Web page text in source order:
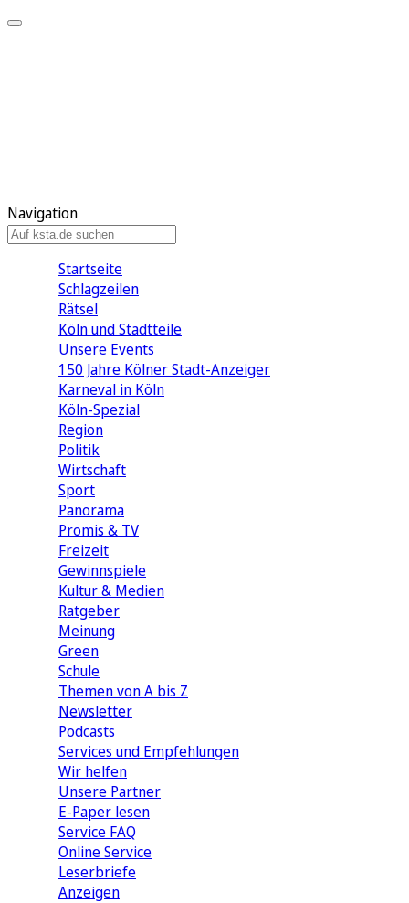
Navigation
Startseite
Schlagzeilen
Rätsel
Köln und Stadtteile
Unsere Events
150 Jahre Kölner Stadt-Anzeiger
Karneval in Köln
Köln-Spezial
Region
Politik
Wirtschaft
Sport
Panorama
Promis & TV
Freizeit
Gewinnspiele
Kultur & Medien
Ratgeber
Meinung
Green
Schule
Themen von A bis Z
Newsletter
Podcasts
Services und Empfehlungen
Wir helfen
Unsere Partner
E-Paper lesen
Service FAQ
Online Service
Leserbriefe
Anzeigen